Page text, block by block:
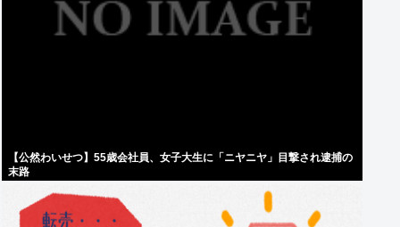
【公然わいせつ】55歳会社員、女子大生に「ニヤニヤ」目撃され逮捕の
末路